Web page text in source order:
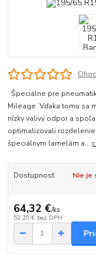
Špeciálne pre
Mileage. Vďaka tomu sa
nízky valivý odpor a
optimalizovali
špeciálnym lamelám a...
Dostupnosť Nie je
64,32 €/ks
52,29 € bez DPH